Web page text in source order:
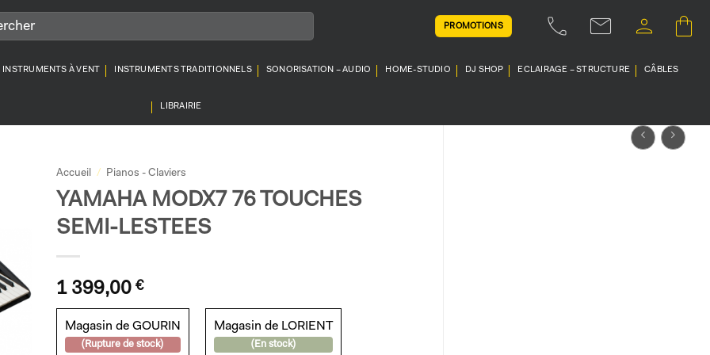
PROMOTIONS
INSTRUMENTS À VENT INSTRUMENTS TRADITIONNELS SONORISATION – AUDIO HOME-STUDIO DJ SHOP ECLAIRAGE – STRUCTURE CÂBLES
LIBRAIRIE
Accueil / Pianos - Claviers
YAMAHA MODX7 76 TOUCHES
SEMI-LESTEES
1 399,00 €
Magasin de GOURIN
(Rupture de stock)
Magasin de LORIENT
(En stock)